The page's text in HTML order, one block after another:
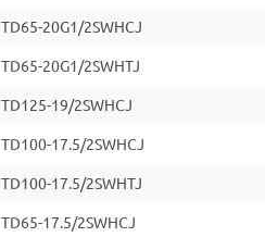
TD65-20G1/2SWHCJ
TD65-20G1/2SWHTJ
TD125-19/2SWHCJ
TD100-17.5/2SWHCJ
TD100-17.5/2SWHTJ
TD65-17.5/2SWHCJ